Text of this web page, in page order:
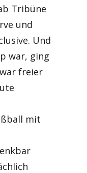
Tribüne
und
Und
war, ging
freier
mit